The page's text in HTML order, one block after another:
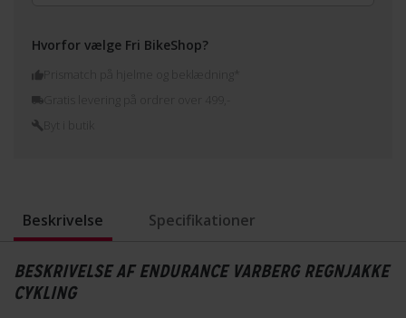
Hvorfor vælge Fri BikeShop?
Prismatch på hjelme og beklædning*
Beskrivelse Specifikationer
BESKRIVELSE AF ENDURANCE VARBERG REGNJAKKE
CYKLING